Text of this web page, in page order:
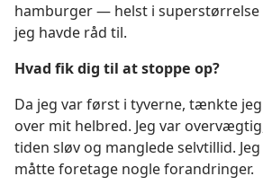
hamburger — helst i
jeg havde råd til.
Hvad fik dig til at stoppe op?
Da jeg var først i tyverne, tænkte
over mit helbred. Jeg var
tiden sløv og manglede selvtillid.
måtte foretage nogle forandringer.